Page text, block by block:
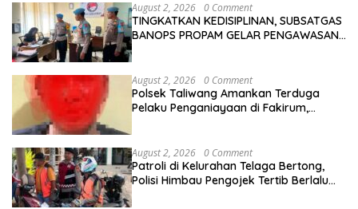
August 2, 2026 0 Comment
TINGKATKAN KEDISIPLINAN, SUBSATGAS
BANOPS PROPAM GELAR PENGAWASAN
August 2, 2026 0 Comment
Polsek Taliwang Amankan Terduga
Pelaku Penganiayaan di Fakirum,
August 2, 2026 0 Comment
Patroli di Kelurahan Telaga Bertong,
Polisi Himbau Pengojek Tertib Berlalu